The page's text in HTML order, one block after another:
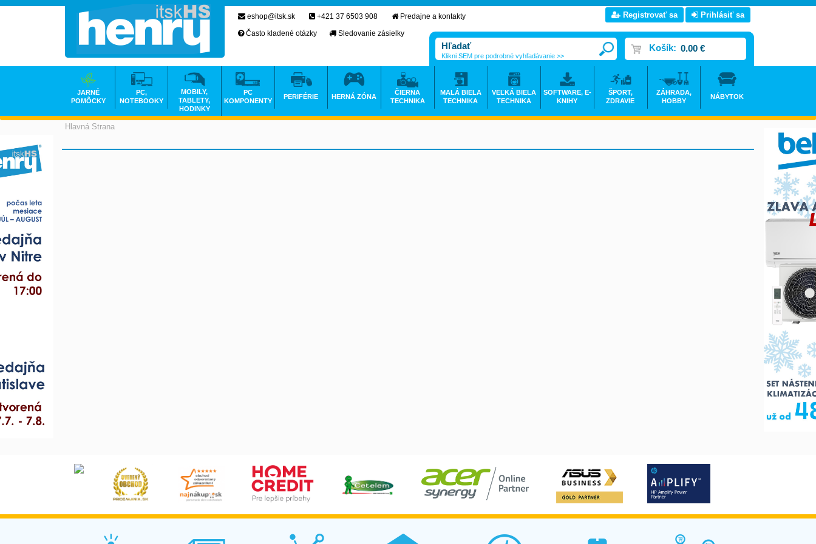
Hlavná Strana
eshop@itsk.sk +421 37 6503 908
Predajne a kontakty
Často kladené otázky
Sledovanie zásielky
Registrovať sa Prihlásiť sa
Košík: 0.00 €
Klikni SEM pre podrobné vyhľadávanie >>
JARNÉ
POMÔCKY
PC,
NOTEBOOKY
MOBILY,
TABLETY,
HODINKY
PC
KOMPONENTY
PERIFÉRIE HERNÁ ZÓNA
ČIERNA
TECHNIKA
MALÁ BIELA
TECHNIKA
VEĽKÁ BIELA
TECHNIKA
SOFTWARE, E-
KNIHY
ŠPORT,
ZDRAVIE
ZÁHRADA,
HOBBY
NÁBYTOK